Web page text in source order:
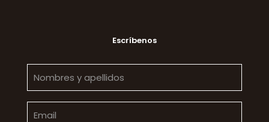
Escríbenos